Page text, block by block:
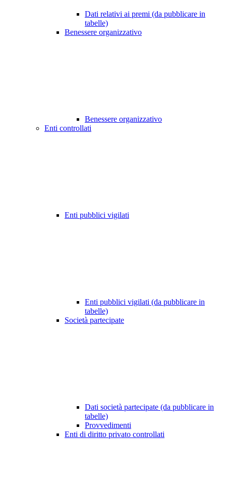
Dati relativi ai premi (da pubblicare in
tabelle)
Benessere organizzativo
Benessere organizzativo
Enti controllati
Enti pubblici vigilati
Enti pubblici vigilati (da pubblicare in
tabelle)
Società partecipate
Dati società partecipate (da pubblicare in
tabelle)
Provvedimenti
Enti di diritto privato controllati